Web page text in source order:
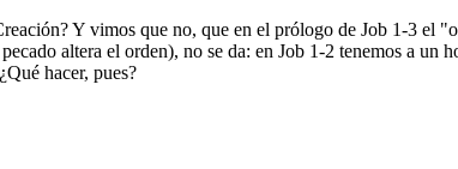
Y vimos que no, que en el prólogo de Job 1-3 el
altera el orden), no se da: en Job 1-2 tenemos a
hacer, pues?